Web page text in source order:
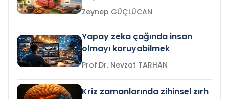
Zeynep GÜÇLÜCAN
Yapay zeka çağında insan
olmayı koruyabilmek
Prof.Dr. Nevzat TARHAN
Kriz zamanlarında zihinsel zırh